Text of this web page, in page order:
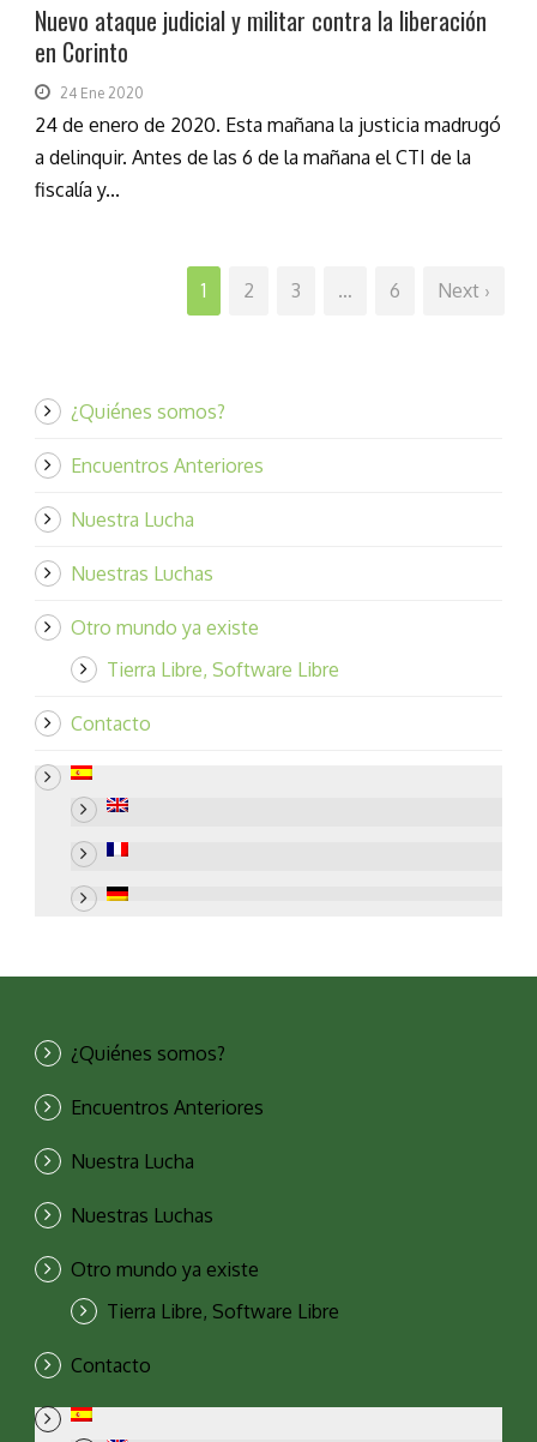
Nuevo ataque judicial y militar contra la liberación
en Corinto
24 Ene 2020
24 de enero de 2020. Esta mañana la justicia madrugó
a delinquir. Antes de las 6 de la mañana el CTI de la
fiscalía y...
1 2 3 … 6 Next ›
¿Quiénes somos?
Encuentros Anteriores
Nuestra Lucha
Nuestras Luchas
Otro mundo ya existe
Tierra Libre, Software Libre
Contacto
¿Quiénes somos?
Encuentros Anteriores
Nuestra Lucha
Nuestras Luchas
Otro mundo ya existe
Tierra Libre, Software Libre
Contacto